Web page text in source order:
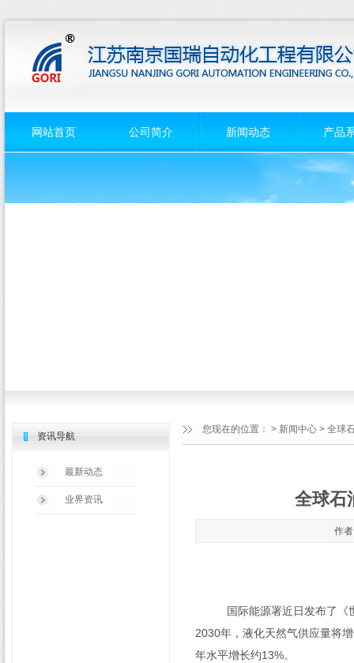
网站首页 公司简介 新闻动态 产品
您现在的位置： > 新闻中心 > 全球
资讯导航
最新动态
业界资讯 全球石
作
国际能源署近日发布了《世
2030年，液化天然气供应量将
年水平增长约13%。